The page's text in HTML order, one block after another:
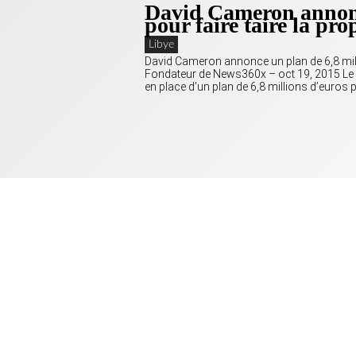
David Cameron
pour faire taire la
Libye
David Cameron annonce un plan de 6,8
Fondateur de News360x – oct 19, 2015
en place d’un plan de 6,8 millions